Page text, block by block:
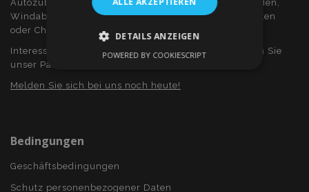
Autozubehör wie z.B.: Radkappen, bzw. Radzierblenden,
Windabweiser für Seitenfenster, Sitzbezüge, Fuβmatten
oder Chromrahmen und Chromabdeckung...
Interessieren Sie sich für Dropshiping? Oder möchten Sie
unser Partner werden?
Melden Sie sich bei uns noch heute!
Bedingungen
Geschäftsbedingungen
Schutz personenbezogener Daten
DETAILS ANZEIGEN
PERFORMANCE
Unbedingt erforderlich
POWERED BY COOKIESCRIPT